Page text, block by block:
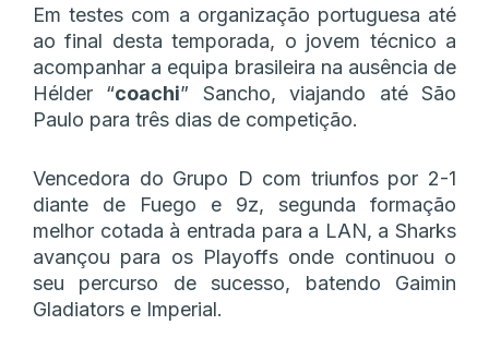
Em testes com a organização portuguesa até
ao final desta temporada, o jovem técnico a
acompanhar a equipa brasileira na ausência de
Hélder “coachi” Sancho, viajando até São
Paulo para três dias de competição.
Vencedora do Grupo D com triunfos por 2-1
diante de Fuego e 9z, segunda formação
melhor cotada à entrada para a LAN, a Sharks
avançou para os Playoffs onde continuou o
seu percurso de sucesso, batendo Gaimin
Gladiators e Imperial.